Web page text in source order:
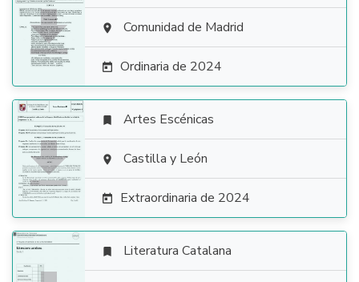
  Comunidad de Madrid
 Ordinaria de 2024

 Artes Escénicas
 Castilla y León
 Extraordinaria de 2024
 Literatura Catalana